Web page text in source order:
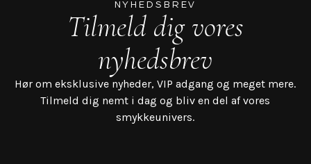
NYHEDSBREV
Tilmeld dig vores
nyhedsbrev
Hør om eksklusive nyheder, VIP adgang og meget mere.
Tilmeld dig nemt i dag og bliv en del af vores
smykkeunivers.